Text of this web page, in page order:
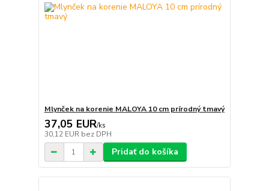
Mlynček na korenie MALOYA 10 cm prírodný tmavý
37,05 EUR/ks
30,12 EUR bez DPH
Pridať do košíka